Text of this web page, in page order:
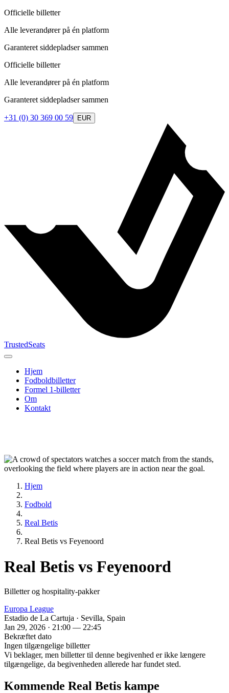
Officielle billetter
Alle leverandører på én platform
Garanteret siddepladser sammen
Officielle billetter
Alle leverandører på én platform
Garanteret siddepladser sammen
+31 (0) 30 369 00 59 EUR
TrustedSeats
Hjem
Fodboldbilletter
Formel 1-billetter
Om
Kontakt
Hjem
Fodbold
Real Betis
Real Betis vs Feyenoord
Real Betis vs Feyenoord
Billetter og hospitality-pakker
Europa League
Estadio de La Cartuja · Sevilla, Spain
Jan 29, 2026 · 21:00 — 22:45
Bekræftet dato
Ingen tilgængelige billetter
Vi beklager, men billetter til denne begivenhed er ikke længere
tilgængelige, da begivenheden allerede har fundet sted.
Kommende Real Betis kampe